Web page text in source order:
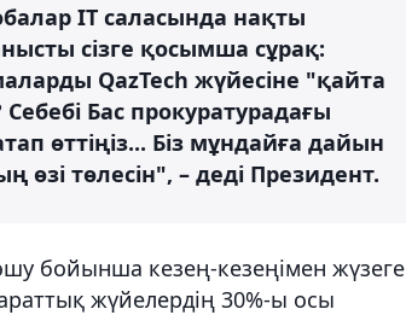
IT саласында нақты
сізге қосымша сұрақ:
QazTech жүйесіне "қайта
Бас прокуратурадағы
өттіңіз... Біз мұндайға дайын
өзі төлесін", – деді Президент.
бойынша кезең-кезеңімен жүзеге
жүйелердің 30%-ы осы